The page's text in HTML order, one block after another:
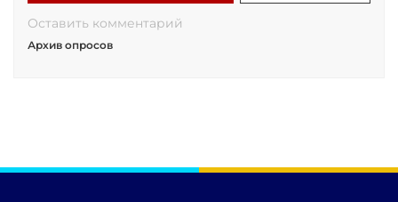
Оставить комментарий
Архив опросов